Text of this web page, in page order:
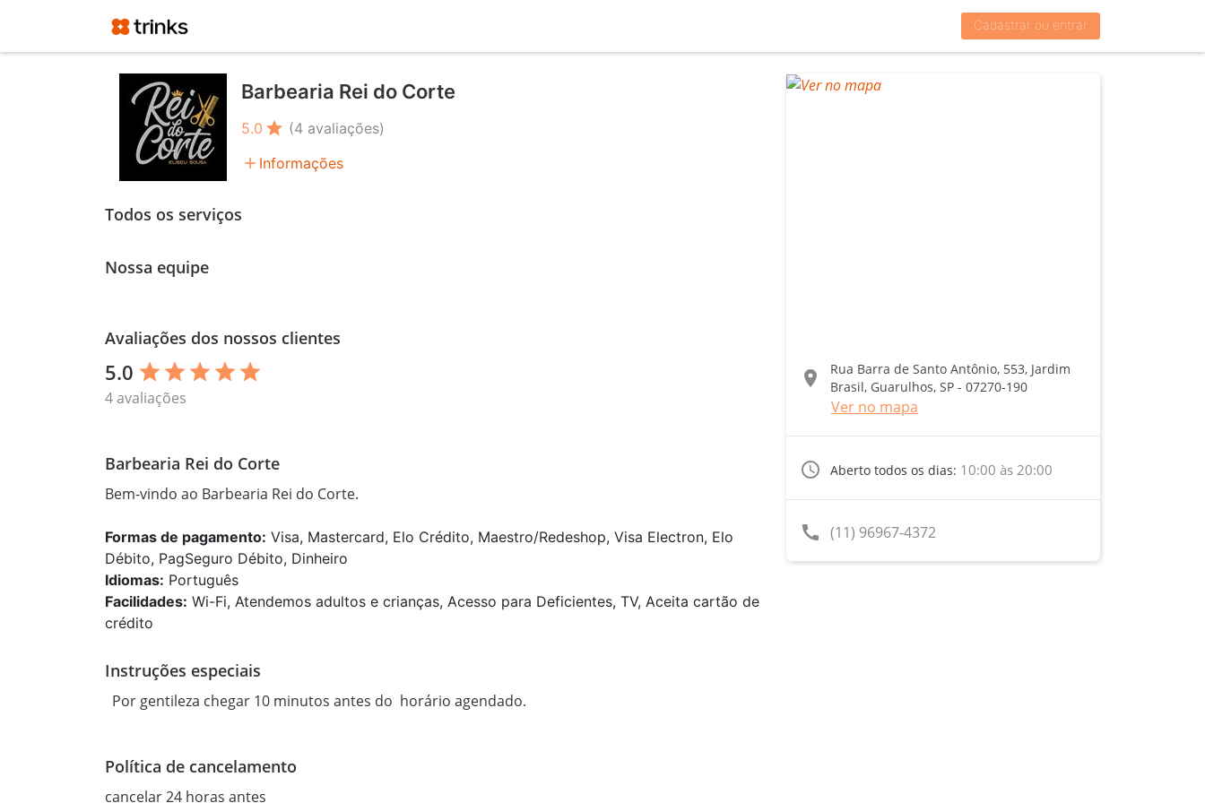
Cadastrar ou entrar
Barbearia Rei do Corte
5.0 star (4 avaliações)
add Informações
Todos os serviços
Nossa equipe
Avaliações dos nossos clientes
5.0 star star star star star
4 avaliações
Barbearia Rei do Corte
Bem-vindo ao Barbearia Rei do Corte.
Formas de pagamento: Visa, Mastercard, Elo Crédito, Maestro/Redeshop, Visa Electron, Elo
Débito, PagSeguro Débito, Dinheiro
Idiomas: Português
Facilidades: Wi-Fi, Atendemos adultos e crianças, Acesso para Deficientes, TV, Aceita cartão de
crédito
Instruções especiais
  Por gentileza chegar 10 minutos antes do  horário agendado.
Política de cancelamento
cancelar 24 horas antes
location_on
Rua Barra de Santo Antônio, 553, Jardim
Brasil, Guarulhos, SP - 07270-190
Ver no mapa
access_time Aberto todos os dias: 10:00 às 20:00
call (11) 96967-4372